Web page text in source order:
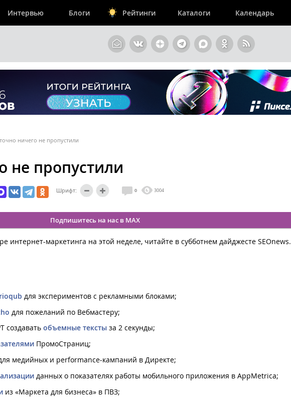
Интервью Блоги Рейтинги Каталоги Календарь
ничего не пропустили
не пропустили
Шрифт: 0 3004
Подпишитесь на нас в MAX
интернет-маркетинга на этой неделе, читайте в субботнем дайджесте SEOnews.
для экспериментов с рекламными блоками;
для пожеланий по Вебмастеру;
создавать объемные тексты за 2 секунды;
ПромоСтраниц;
медийных и performance-кампаний в Директе;
данных о показателях работы мобильного приложения в AppMetrica;
из «Маркета для бизнеса» в ПВЗ;